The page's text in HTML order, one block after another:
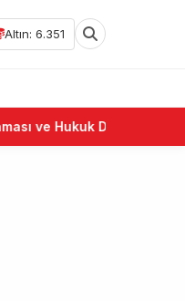
Altın: 6.351
Devleti Birlikte